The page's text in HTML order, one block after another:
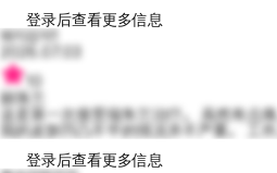
登录后查看更多信息
돼지감자1
丽珠兰
这是第一次接受瑞朱兰治疗。 虽然有点
我的皮肤凹凸不平的情况并不严重。 工作
登录后查看更多信息